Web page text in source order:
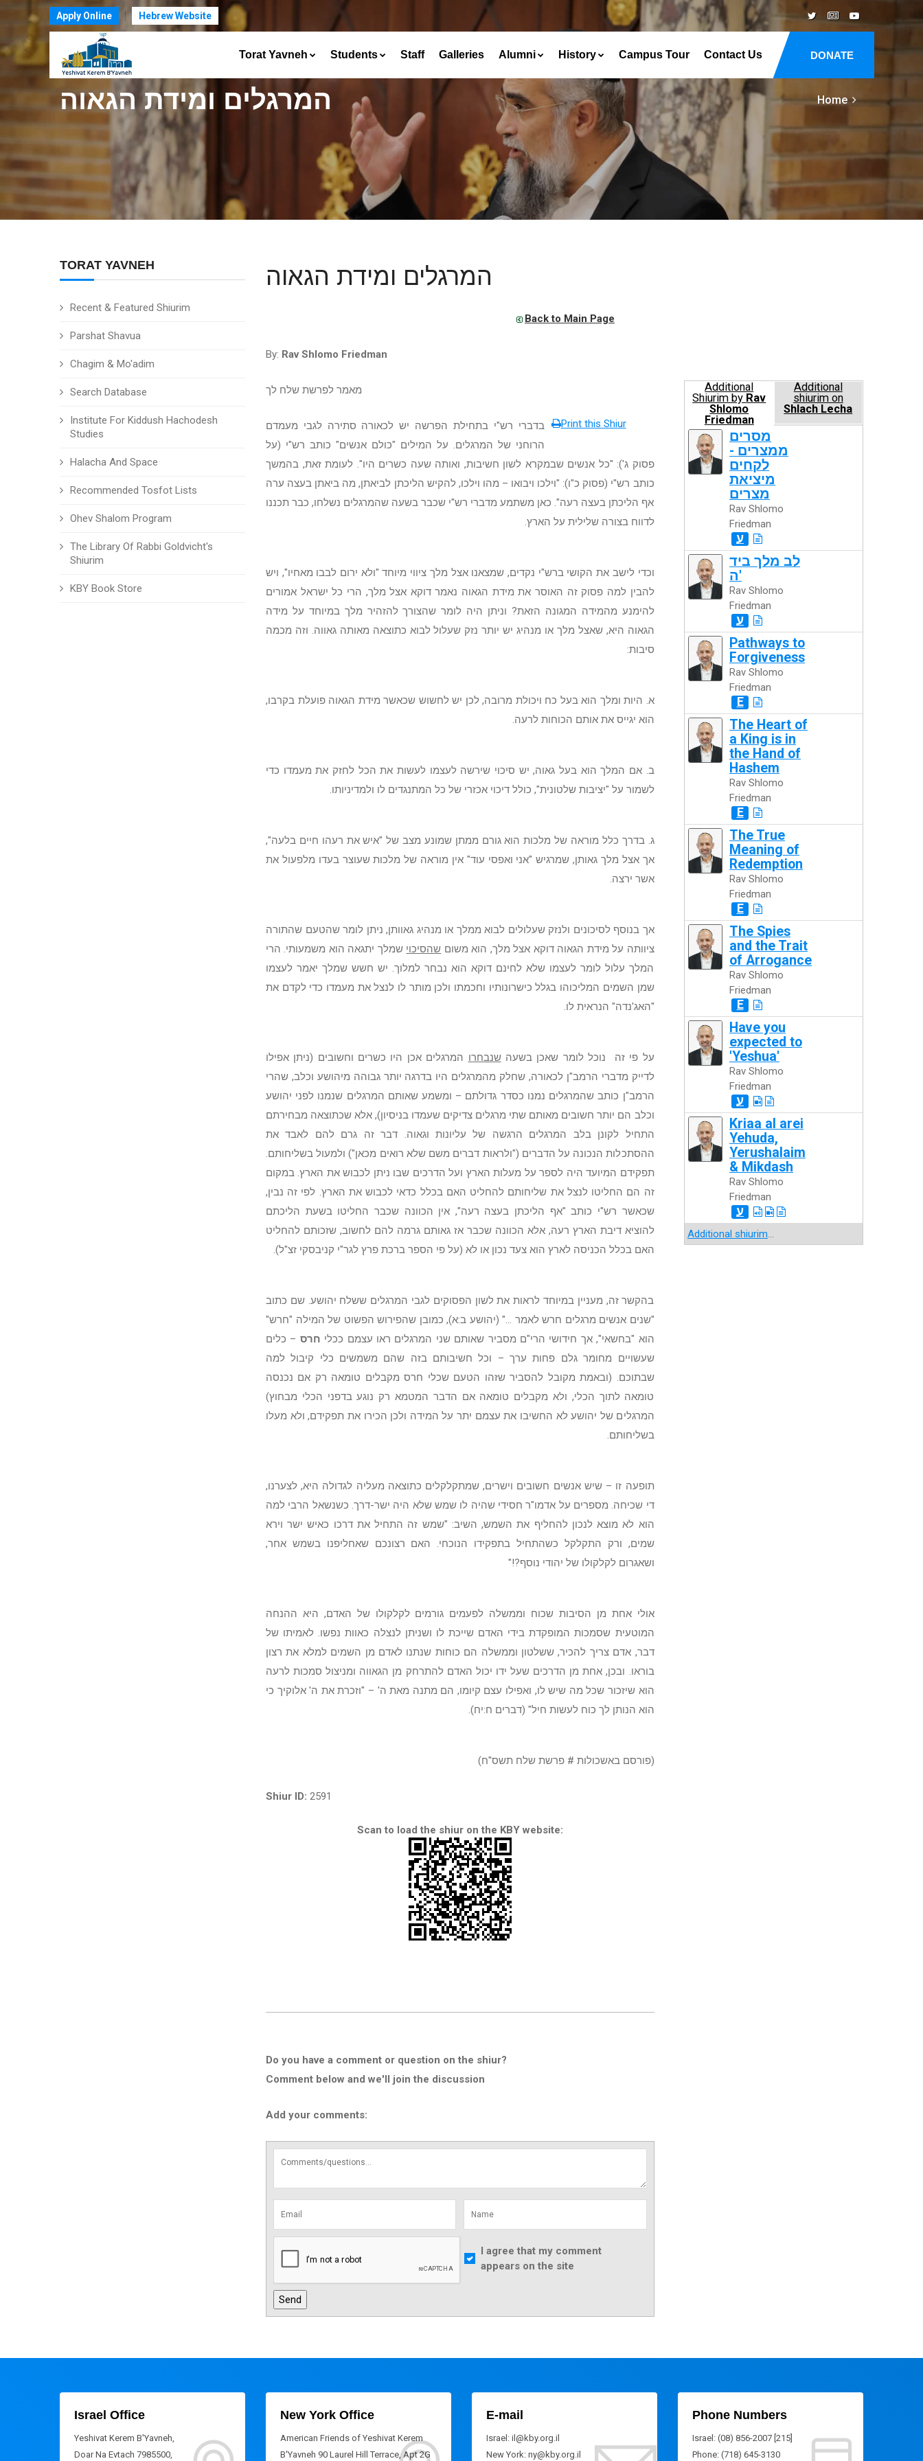
Apply Online Hebrew Website
DONATE
Torat Yavneh Students Staff Galleries Alumni History Campus Tour Contact Us
המרגלים ומידת הגאוה Home
TORAT YAVNEH
Recent & Featured Shiurim
Parshat Shavua
Chagim & Mo'adim
Search Database
Institute For Kiddush Hachodesh
Studies
Halacha And Space
Recommended Tosfot Lists
Ohev Shalom Program
The Library Of Rabbi Goldvicht's
Shiurim
KBY Book Store
המרגלים ומידת הגאוה
Back to Main Page
By: Rav Shlomo Friedman
מאמר לפרשת שלח לך
Print this Shiur
בדברי רש"י בתחילת הפרשה יש לכאורה סתירה לגבי מעמדם
הרוחני של המרגלים. על המילים "כולם אנשים" כותב רש"י (על
פסוק ג'): "כל אנשים שבמקרא לשון חשיבות, ואותה שעה כשרים היו". לעומת זאת, בהמשך
כותב רש"י (פסוק כ"ו): "וילכו ויבואו – מהו וילכו, להקיש הליכתן לביאתן, מה ביאתן בעצה ערה
אף הליכתן בעצה רעה". כאן משתמע מדברי רש"י שכבר בשעה שהמרגלים נשלחו, כבר תכננו
לדווח בצורה שלילית על הארץ.
וכדי לישב את הקושי ברש"י נקדים, שמצאנו אצל מלך ציווי מיוחד "ולא ירום לבבו מאחיו", ויש
להבין למה פסוק זה האוסר את מידת הגאוה נאמר דוקא אצל מלך, הרי כל ישראל אמורים
להימנע מהמידה המגונה הזאת? וניתן היה לומר שהצורך להזהיר מלך במיוחד על מידה
הגאוה היא, שאצל מלך או מנהיג יש יותר נזק שעלול לבוא כתוצאה מאותה גאווה. וזה מכמה
סיבות:
א. היות ומלך הוא בעל כח ויכולת מרובה, לכן יש לחשוש שכאשר מידת הגאוה פועלת בקרבו,
הוא יגייס את אותם הכוחות לרעה.
ב. אם המלך הוא בעל גאוה, יש סיכוי שירשה לעצמו לעשות את הכל לחזק את מעמדו כדי
לשמור על "יציבות שלטונית", כולל דיכוי אכזרי של כל המתנגדים לו ולמדיניותו.
ג. בדרך כלל מוראה של מלכות הוא גורם ממתן שמונע מצב של "איש את רעהו חיים בלעה",
אך אצל מלך גאותן, שמרגיש "אני ואפסי עוד" אין מוראה של מלכות שעוצר בעדו מלפעול את
אשר ירצה.
אך בנוסף לסיכונים ולנזק שעלולים לבוא ממלך או מנהיג גאוותן, ניתן לומר שהטעם שהתורה
ציוותה על מידת הגאוה דוקא אצל מלך, הוא משום שהסיכוי שמלך יתגאה הוא משמעותי. הרי
המלך עלול לומר לעצמו שלא לחינם דוקא הוא נבחר למלוך. יש חשש שמלך יאמר לעצמו
שמן השמים המליכוהו בגלל כישרונותיו וחכמתו ולכן מותר לו לנצל את מעמדו כדי לקדם את
"האג'נדה" הנראית לו.
על פי זה נוכל לומר שאכן בשעהשנבחרו המרגלים אכן היו כשרים וחשובים (ניתן אפילו
לדייק מדברי הרמב"ן לכאורה, שחלק מהמרגלים היו בדרגה יותר גבוהה מיהושע וכלב, שהרי
הרמב"ן כותב שהמרגלים נמנו כסדר גדולתם – ומשמע שאותם המרגלים שנמנו לפני יהושע
וכלב הם יותר חשובים מאותם שתי מרגלים צדיקים שעמדו בניסיון), אלא שכתוצאה מבחירתם
התחיל לקונן בלב המרגלים הרגשה של עליונות וגאוה. דבר זה גרם להם לאבד את
ההסתכלות הנכונה על הדברים ("ולראות דברים משם שלא רואים מכאן") ולמעול בשליחותם.
תפקידם המיועד היה לספר על מעלות הארץ ועל הדרכים שבו ניתן לכבוש את הארץ. במקום
זה הם החליטו לנצל את שליחותם להחליט האם בכלל כדאי לכבוש את הארץ. לפי זה נבין,
שכאשר רש"י כותב "אף הליכתן בעצה רעה", אין הכוונה שכבר החליטו בשעת הליכתם
להוציא דיבת הארץ רעה, אלא הכוונה שכבר אז גאותם גרמה להם לחשוב, שזכותם להחליט
האם בכלל הכניסה לארץ הוא צעד נכון או לא (על פי הספר ברכת פרץ לגר"י קניבסקי זצ"ל).
בהקשר זה, מעניין במיוחד לראות את לשון הפסוקים לגבי המרגלים ששלח יהושע. שם כתוב
"שנים אנשים מרגלים חרש לאמר ..." (יהושע ב:א), כמובן שהפירוש הפשוט של המילה "חרש"
הוא "בחשאי", אך חידושי הרי"ם מסביר שאותם שני המרגלים ראו עצמם ככלי חרס – כלים
שעשויים מחומר גלם פחות ערך – וכל חשיבותם בזה שהם משמשים כלי קיבול למה
שבתוכם. (ובאמת מקובל להסביר שזהו הטעם שכלי חרס מקבלים טומאה רק אם נכנסה
טומאה לתוך הכלי, ולא מקבלים טומאה אם הדבר המטמא רק נוגע בדפני הכלי מבחוץ)
המרגלים של יהושע לא החשיבו את עצמם יתר על המידה ולכן הכירו את תפקידם, ולא מעלו
בשליחותם.
תופעה זו – שיש אנשים חשובים וישרים, שמתקלקלים כתוצאה מעליה לגדולה היא, לצערנו,
די שכיחה. מספרים על אדמו"ר חסידי שהיה לו שמש שלא היה ישר-דרך. כשנשאל הרבי למה
הוא לא מוצא לנכון להחליף את השמש, השיב: "שמש זה התחיל את דרכו כאיש ישר וירא
שמים, ורק התקלקל כשהתחיל בתפקידו הנוכחי. האם רצונכם שאחליפנו בשמש אחר,
ושאגרום לקלקולו של יהודי נוסף?!"
אולי אחת מן הסיבות שכוח וממשלה לפעמים גורמים לקלקולו של האדם, היא ההנחה
המוטעית שסמכות המופקדת בידי האדם שייכת לו ושניתן לנצלה כאוות נפשו. לאמיתו של
דבר, אדם צריך להכיר, ששלטון וממשלה הם כוחות שנתנו לאדם מן השמים למלא את רצון
בוראו. ובכן, אחת מן הדרכים שעל ידו יכול האדם להתרחק מן הגאווה ומניצול סמכות לרעה
הוא שיזכור שכל מה שיש לו, ואפילו עצם קיומו, הם מתנה מאת ה' – "וזכרת את ה' אלוקיך כי
הוא הנותן לך כוח לעשות חיל" (דברים ח:יח).
(פורסם באשכולות # פרשת שלח תשס"ח)
Shiur ID: 2591
Scan to load the shiur on the KBY website:
Do you have a comment or question on the shiur?
Comment below and we'll join the discussion
Add your comments:
I agree that my comment
appears on the site
Additional
Shiurim by Rav
Shlomo
Friedman
Additional
shiurim on
Shlach Lecha
מסרים
ממצרים -
לקחים
מיציאת
מצרים
Rav Shlomo
Friedman
ע
לב מלך ביד
ה'
Rav Shlomo
Friedman
ע
Pathways to
Forgiveness
Rav Shlomo
Friedman
E
The Heart of
a King is in
the Hand of
Hashem
Rav Shlomo
Friedman
E
The True
Meaning of
Redemption
Rav Shlomo
Friedman
E
The Spies
and the Trait
of Arrogance
Rav Shlomo
Friedman
E
Have you
expected to
'Yeshua'
Rav Shlomo
Friedman
ע
Kriaa al arei
Yehuda,
Yerushalaim
& Mikdash
Rav Shlomo
Friedman
ע
Additional shiurim...
Israel Office
Yeshivat Kerem B'Yavneh,
Doar Na Evtach 7985500,
New York Office
American Friends of Yeshivat Kerem
B'Yavneh 90 Laurel Hill Terrace, Apt 2G
E-mail
Israel: il@kby.org.il
New York: ny@kby.org.il
Phone Numbers
Israel: (08) 856-2007 [215]
Phone: (718) 645-3130